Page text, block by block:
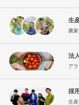
生
農
法
ア
採
生